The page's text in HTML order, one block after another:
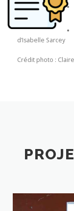
d’Isabelle Sarcey
Crédit photo :